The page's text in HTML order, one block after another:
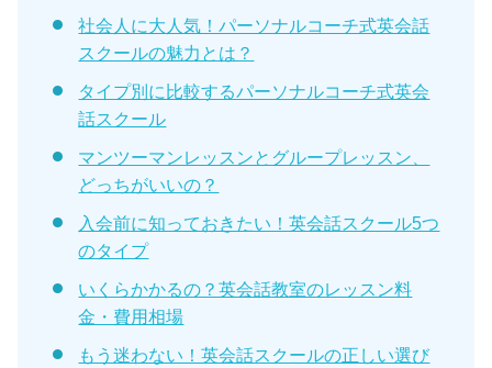
社会人に大人気！パーソナルコーチ式英会話
スクールの魅力とは？
タイプ別に比較するパーソナルコーチ式英会
話スクール
マンツーマンレッスンとグループレッスン、
どっちがいいの？
入会前に知っておきたい！英会話スクール5つ
のタイプ
いくらかかるの？英会話教室のレッスン料
金・費用相場
もう迷わない！英会話スクールの正しい選び